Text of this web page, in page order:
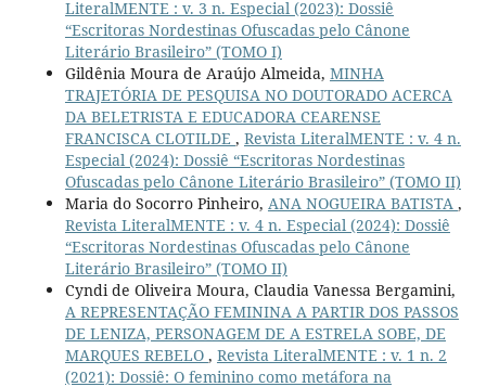
LiteralMENTE : v. 3 n. Especial (2023): Dossiê
“Escritoras Nordestinas Ofuscadas pelo Cânone
Literário Brasileiro” (TOMO I)
Gildênia Moura de Araújo Almeida, MINHA
TRAJETÓRIA DE PESQUISA NO DOUTORADO ACERCA
DA BELETRISTA E EDUCADORA CEARENSE
FRANCISCA CLOTILDE , Revista LiteralMENTE : v. 4 n.
Especial (2024): Dossiê “Escritoras Nordestinas
Ofuscadas pelo Cânone Literário Brasileiro” (TOMO II)
Maria do Socorro Pinheiro, ANA NOGUEIRA BATISTA ,
Revista LiteralMENTE : v. 4 n. Especial (2024): Dossiê
“Escritoras Nordestinas Ofuscadas pelo Cânone
Literário Brasileiro” (TOMO II)
Cyndi de Oliveira Moura, Claudia Vanessa Bergamini,
A REPRESENTAÇÃO FEMININA A PARTIR DOS PASSOS
DE LENIZA, PERSONAGEM DE A ESTRELA SOBE, DE
MARQUES REBELO , Revista LiteralMENTE : v. 1 n. 2
(2021): Dossiê: O feminino como metáfora na